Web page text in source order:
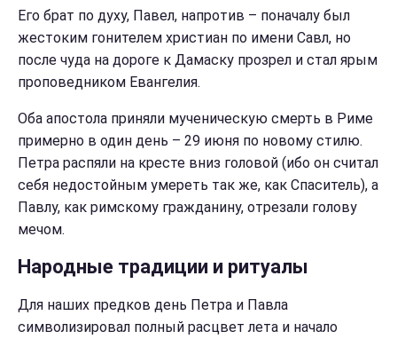
Его брат по духу, Павел, напротив – поначалу был
жестоким гонителем христиан по имени Савл, но
после чуда на дороге к Дамаску прозрел и стал ярым
проповедником Евангелия.
Оба апостола приняли мученическую смерть в Риме
примерно в один день – 29 июня по новому стилю.
Петра распяли на кресте вниз головой (ибо он считал
себя недостойным умереть так же, как Спаситель), а
Павлу, как римскому гражданину, отрезали голову
мечом.
Народные традиции и ритуалы
Для наших предков день Петра и Павла
символизировал полный расцвет лета и начало